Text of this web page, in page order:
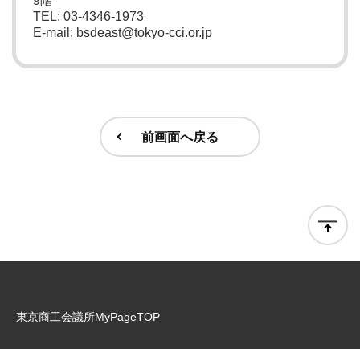
TEL: 03-4346-1973
E-mail: bsdeast@tokyo-cci.or.jp
前画面へ戻る
東京商工会議所MyPageTOP